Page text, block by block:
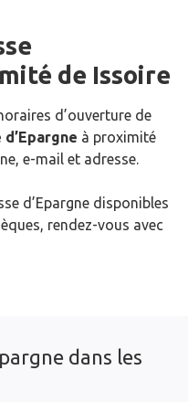
de Issoire
d’ouverture de
à proximité
e-mail et adresse.
d’Epargne disponibles
rendez-vous avec
dans les